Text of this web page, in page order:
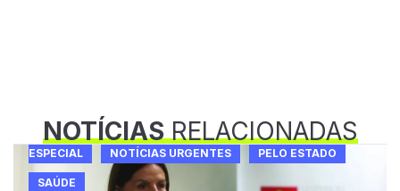
NOTÍCIASRELACIONADAS
ESPECIAL NOTÍCIAS URGENTES PELO ESTADO
SAÚDE